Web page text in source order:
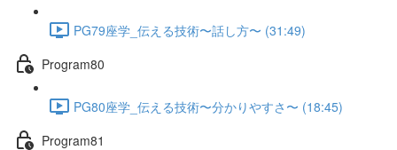
PG79座学_伝える技術〜話し方〜 (31:49)
Program80
PG80座学_伝える技術〜分かりやすさ〜 (18:45)
Program81